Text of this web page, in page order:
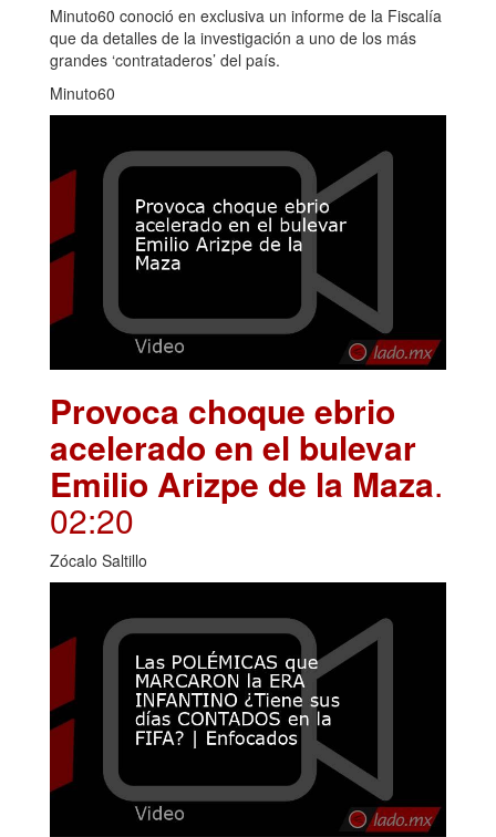
Minuto60 conoció en exclusiva un informe de la Fiscalía
que da detalles de la investigación a uno de los más
grandes ‘contrataderos’ del país.
Minuto60
Provoca choque ebrio
acelerado en el bulevar
Emilio Arizpe de la Maza.
02:20
Zócalo Saltillo